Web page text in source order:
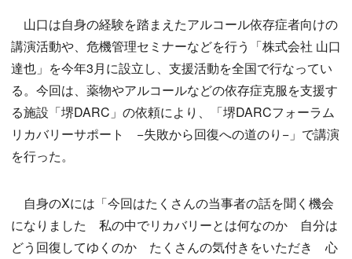
山口は自身の経験を踏まえたアルコール依存症者向けの
講演活動や、危機管理セミナーなどを行う「株式会社 山口
達也」を今年3月に設立し、支援活動を全国で行なってい
る。今回は、薬物やアルコールなどの依存症克服を支援す
る施設「堺DARC」の依頼により、「堺DARCフォーラム
リカバリーサポート −失敗から回復への道のり−」で講演
を行った。
自身のXには「今回はたくさんの当事者の話を聞く機会
になりました 私の中でリカバリーとは何なのか 自分は
どう回復してゆくのか たくさんの気付きをいただき 心